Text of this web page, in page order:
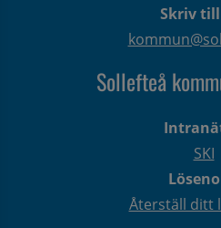
Skriv till
Sollefteå
SKI
Återställ ditt